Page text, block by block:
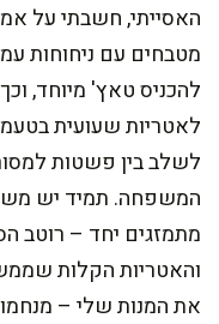
האסייתי, חשבתי על
מטבחים עם ניחוחות
להכניס טאץ' מיוחד,
לאטריות שעועית
לשלב בין פשטות
המשפחה. תמיד יש
מתמזגים יחד – רוטב
והאטריות הקלות
את המנות שלי –